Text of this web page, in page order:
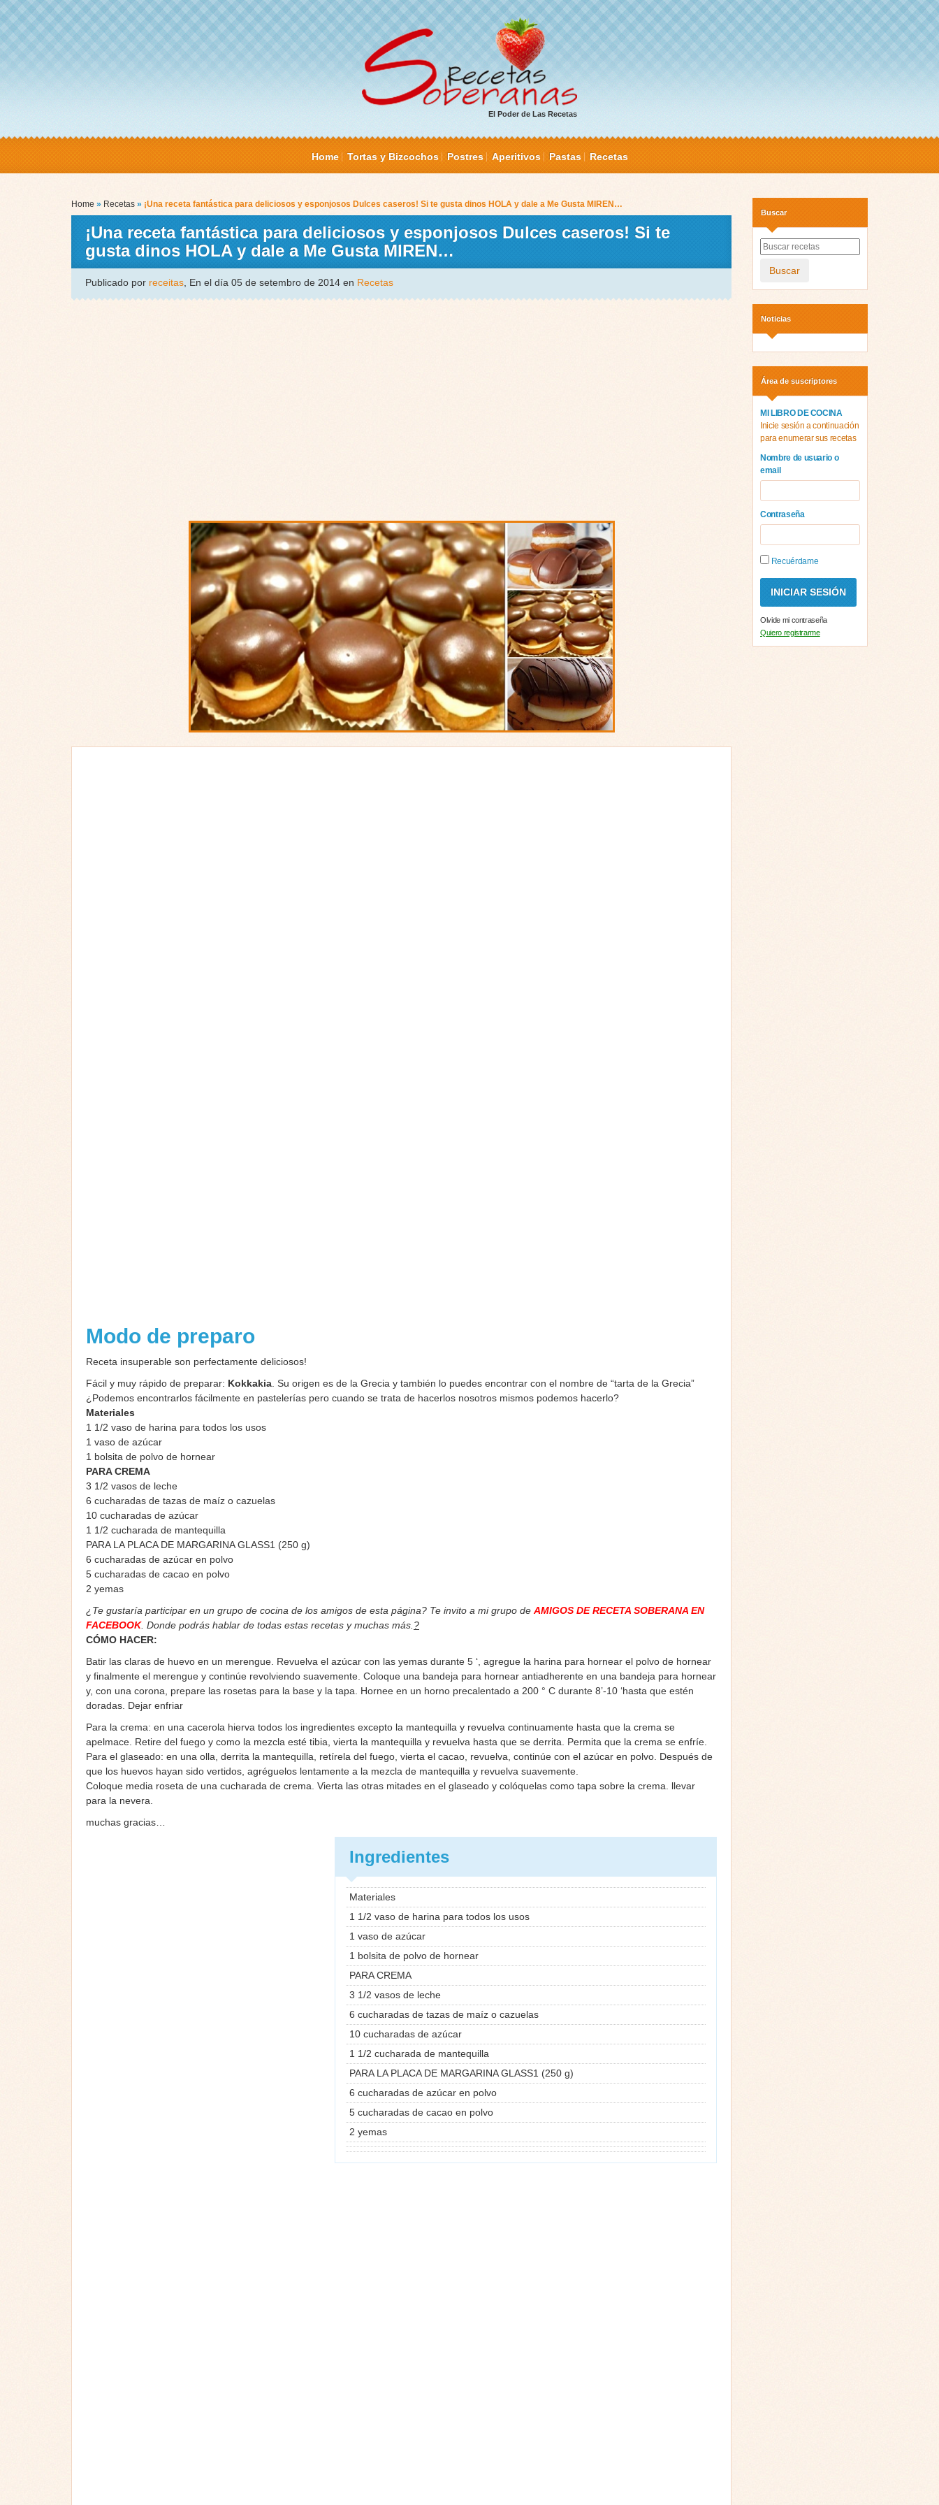
El Poder de Las Recetas
Home Tortas y Bizcochos Postres Aperitivos Pastas Recetas
Home » Recetas » ¡Una receta fantástica para deliciosos y esponjosos Dulces caseros! Si te gusta dinos HOLA y dale a Me Gusta MIREN…
¡Una receta fantástica para deliciosos y esponjosos Dulces caseros! Si te
gusta dinos HOLA y dale a Me Gusta MIREN…
Publicado por receitas , En el día 05 de setembro de 2014 en Recetas
Modo de preparo
Receta insuperable son perfectamente deliciosos!
Fácil y muy rápido de preparar: Kokkakia . Su origen es de la Grecia y también lo puedes encontrar con el nombre de “tarta de la Grecia”
¿Podemos encontrarlos fácilmente en pastelerías pero cuando se trata de hacerlos nosotros mismos podemos hacerlo?
Materiales
1 1/2 vaso de harina para todos los usos
1 vaso de azúcar
1 bolsita de polvo de hornear
PARA CREMA
3 1/2 vasos de leche
6 cucharadas de tazas de maíz o cazuelas
10 cucharadas de azúcar
1 1/2 cucharada de mantequilla
PARA LA PLACA DE MARGARINA GLASS1 (250 g)
6 cucharadas de azúcar en polvo
5 cucharadas de cacao en polvo
2 yemas
¿Te gustaría participar en un grupo de cocina de los amigos de esta página? Te invito a mi grupo de AMIGOS DE RECETA SOBERANA EN
FACEBOOK. Donde podrás hablar de todas estas recetas y muchas más. ?
CÓMO HACER:
Batir las claras de huevo en un merengue. Revuelva el azúcar con las yemas durante 5 ‘, agregue la harina para hornear el polvo de hornear
y finalmente el merengue y continúe revolviendo suavemente. Coloque una bandeja para hornear antiadherente en una bandeja para hornear
y, con una corona, prepare las rosetas para la base y la tapa. Hornee en un horno precalentado a 200 ° C durante 8’-10 ‘hasta que estén
doradas. Dejar enfriar
Para la crema: en una cacerola hierva todos los ingredientes excepto la mantequilla y revuelva continuamente hasta que la crema se
apelmace. Retire del fuego y como la mezcla esté tibia, vierta la mantequilla y revuelva hasta que se derrita. Permita que la crema se enfríe.
Para el glaseado: en una olla, derrita la mantequilla, retírela del fuego, vierta el cacao, revuelva, continúe con el azúcar en polvo. Después de
que los huevos hayan sido vertidos, agréguelos lentamente a la mezcla de mantequilla y revuelva suavemente.
Coloque media roseta de una cucharada de crema. Vierta las otras mitades en el glaseado y colóquelas como tapa sobre la crema. llevar
para la nevera.
muchas gracias…
Ingredientes
Materiales
1 1/2 vaso de harina para todos los usos
1 vaso de azúcar
1 bolsita de polvo de hornear
PARA CREMA
3 1/2 vasos de leche
6 cucharadas de tazas de maíz o cazuelas
10 cucharadas de azúcar
1 1/2 cucharada de mantequilla
PARA LA PLACA DE MARGARINA GLASS1 (250 g)
6 cucharadas de azúcar en polvo
5 cucharadas de cacao en polvo
2 yemas
Buscar
Buscar
Noticias
Área de suscriptores
MI LIBRO DE COCINA
Inicie sesión a continuación
para enumerar sus recetas
Nombre de usuario o
email
Contraseña
Recuérdame
Olvide mi contraseña
Quiero registrarme